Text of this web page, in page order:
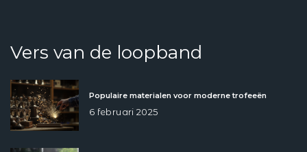
Vers van de loopband
Populaire materialen voor moderne trofeeën
6 februari 2025